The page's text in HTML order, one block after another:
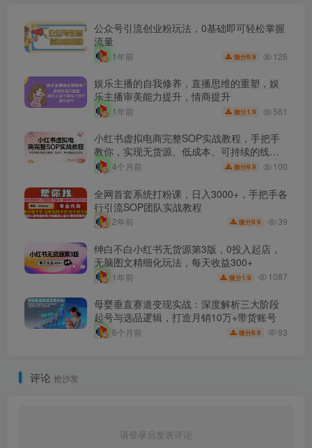
公众号引流创业粉玩法，0基础即可轻松掌握
流量
1年前 微分9.9 126
娱乐主播的自我修养，直播思维的重塑，娱
乐主播审美能力提升，情商提升
1年前 微分1.9 561
小红书虚拟电商完整SOP实战教程，手把手
教你，实现无货源、低成本、可持续的线上
变现4个月前 微分9.9 100
全网首套系统打粉课，日入3000+，手把手各
行引流SOP团队实战教程
2年前 微分9.9 39
绅白不白小红书无货源第3版，0投入起店，
无脑图文精细化玩法，每天收益300+
1年前 微分1.9 1087
母婴垂直赛道变现实战：深度解析三大阶段
起号与选品逻辑，打造月销10万+带货账号
6个月前 微分9.9 93
评论 抢沙发
请登录后发表评论